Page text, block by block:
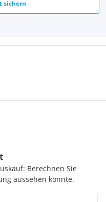
sichern
Berechnen Sie
aussehen könnte.